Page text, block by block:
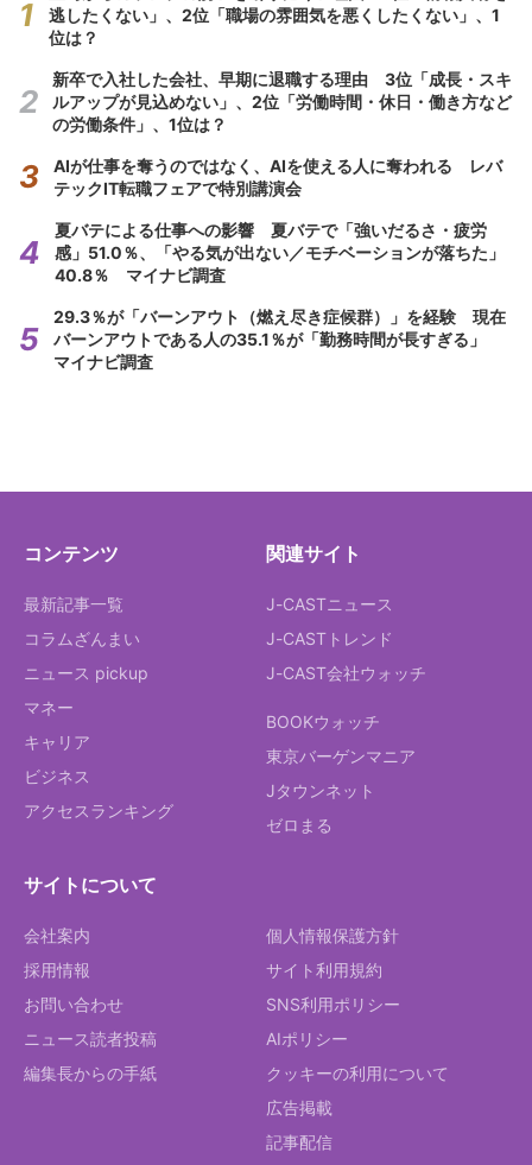
逃したくない」、2位「職場の雰囲気を悪くしたくない」、1
位は？
新卒で入社した会社、早期に退職する理由 3位「成長・スキ
ルアップが見込めない」、2位「労働時間・休日・働き方など
の労働条件」、1位は？
AIが仕事を奪うのではなく、AIを使える人に奪われる レバ
テックIT転職フェアで特別講演会
夏バテによる仕事への影響 夏バテで「強いだるさ・疲労
感」51.0％、「やる気が出ない／モチベーションが落ちた」
40.8％ マイナビ調査
29.3％が「バーンアウト（燃え尽き症候群）」を経験 現在
バーンアウトである人の35.1％が「勤務時間が長すぎる」
マイナビ調査
コンテンツ
最新記事一覧
コラムざんまい
ニュース pickup
マネー
キャリア
ビジネス
アクセスランキング
関連サイト
J-CASTニュース
J-CASTトレンド
J-CAST会社ウォッチ
BOOKウォッチ
東京バーゲンマニア
Jタウンネット
ゼロまる
サイトについて
会社案内
採用情報
お問い合わせ
ニュース読者投稿
編集長からの手紙
個人情報保護方針
サイト利用規約
SNS利用ポリシー
AIポリシー
クッキーの利用について
広告掲載
記事配信